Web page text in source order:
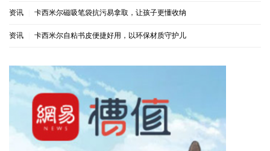
资讯 卡西米尔磁吸笔袋抗污易拿取，让孩子更懂收纳
资讯 卡西米尔自粘书皮便捷好用，以环保材质守护儿